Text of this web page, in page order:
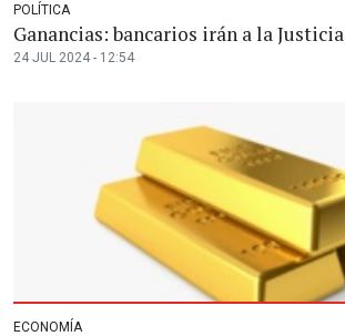
POLÍTICA
Ganancias: bancarios irán a la Justicia
24 JUL 2024 - 12:54
ECONOMÍA